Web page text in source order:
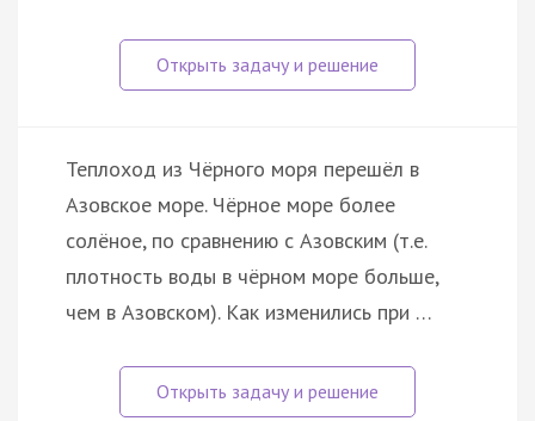
Теплоход из Чёрного моря перешёл в
Азовское море. Чёрное море более
солёное, по сравнению с Азовским (т.е.
плотность воды в чёрном море больше,
чем в Азовском). Как изменились при …